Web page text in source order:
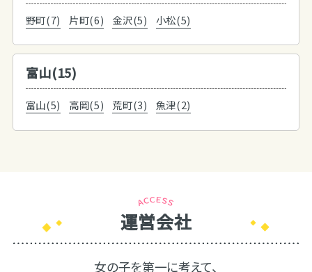
野町(7) 片町(6) 金沢(5) 小松(5)
富山(15)
富山(5) 高岡(5) 荒町(3) 魚津(2)
運営会社
女の子を第一に考えて、